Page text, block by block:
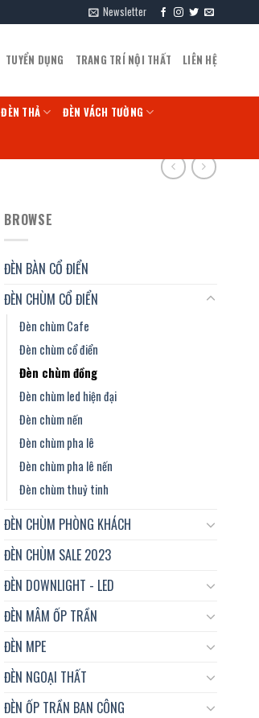
Newsletter
TUYỂN DỤNG TRANG TRÍ NỘI THẤT LIÊN HỆ
ĐÈN THẢ ĐÈN VÁCH TƯỜNG
BROWSE
ĐÈN BÀN CỔ ĐIỂN
ĐÈN CHÙM CỔ ĐIỂN
Đèn chùm Cafe
Đèn chùm cổ điển
Đèn chùm đồng
Đèn chùm led hiện đại
Đèn chùm nến
Đèn chùm pha lê
Đèn chùm pha lê nến
Đèn chùm thuỷ tinh
ĐÈN CHÙM PHÒNG KHÁCH
ĐÈN CHÙM SALE 2023
ĐÈN DOWNLIGHT - LED
ĐÈN MÂM ỐP TRẦN
ĐÈN MPE
ĐÈN NGOẠI THẤT
ĐÈN ỐP TRẦN BAN CÔNG